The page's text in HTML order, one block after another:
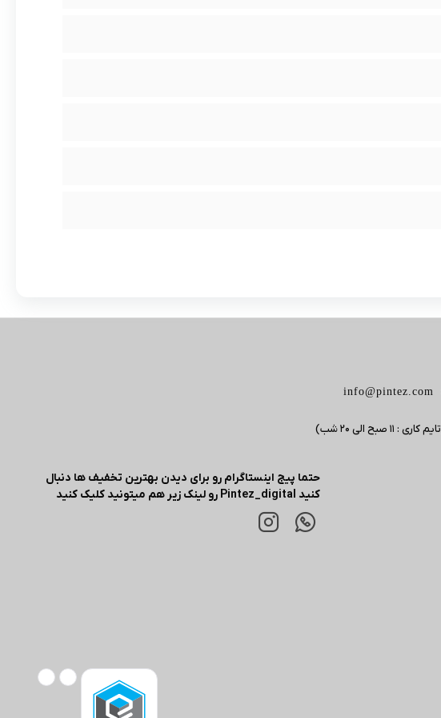
info@pintez.com
حتما پیج اینستاگرام رو برای دیدن بهترین تخفیف ها دنبال
کنید Pintez_digital رو لینک زیر هم میتونید کلیک کنید